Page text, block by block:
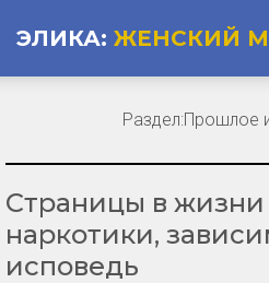
ЭЛИКА: ЖЕНСКИЙ
Страницы в жизни
наркотики,
исповедь
Раздел:Прошлое